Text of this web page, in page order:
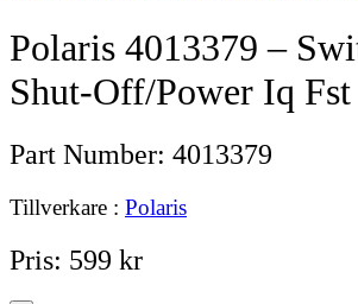
Polaris 4013379 –
Shut-Off/Power Iq Fst
Part Number: 4013379
Tillverkare : Polaris
Pris: 599 kr